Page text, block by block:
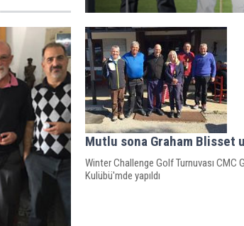
Mutlu sona Graham Blisset
Winter Challenge Golf Turnuvası CMC
Kulübü'mde yapıldı